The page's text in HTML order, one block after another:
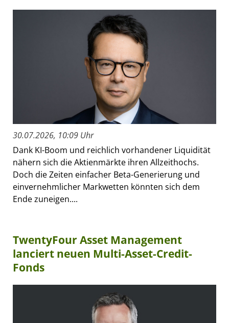
30.07.2026, 10:09 Uhr
Dank KI-Boom und reichlich vorhandener Liquidität
nähern sich die Aktienmärkte ihren Allzeithochs.
Doch die Zeiten einfacher Beta-Generierung und
einvernehmlicher Markwetten könnten sich dem
Ende zuneigen....
TwentyFour Asset Management
lanciert neuen Multi-Asset-Credit-
Fonds